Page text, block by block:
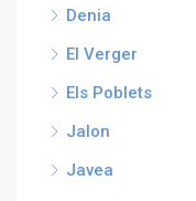
Denia
El Verger
Els Poblets
Jalon
Javea